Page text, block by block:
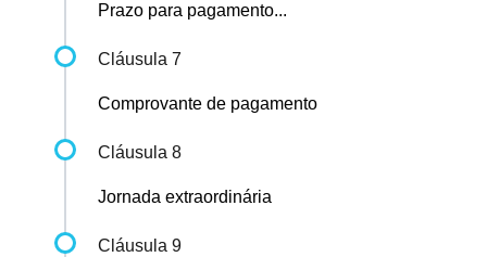
Prazo para pagamento...
Cláusula 7
Comprovante de pagamento
Cláusula 8
Jornada extraordinária
Cláusula 9